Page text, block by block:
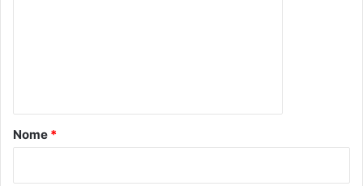
o
Nome *